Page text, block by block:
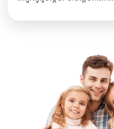
សម្រាលមកទេ ជាការប្រសើរបំផុ